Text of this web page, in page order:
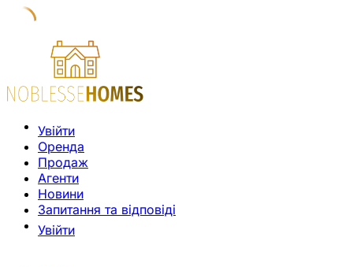
Увійти
Оренда
Продаж
Агенти
Новини
Запитання та відповіді
Увійти